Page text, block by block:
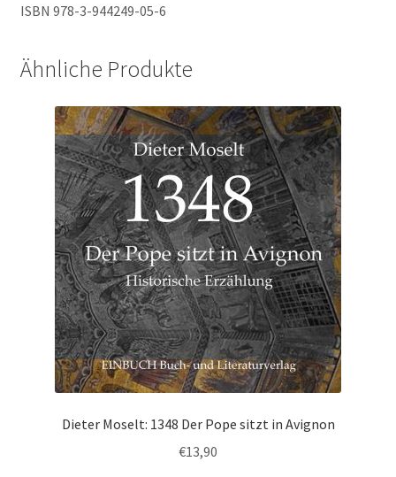
ISBN 978-3-944249-05-6
Ähnliche Produkte
Dieter Moselt: 1348 Der Pope sitzt in Avignon
€13,90